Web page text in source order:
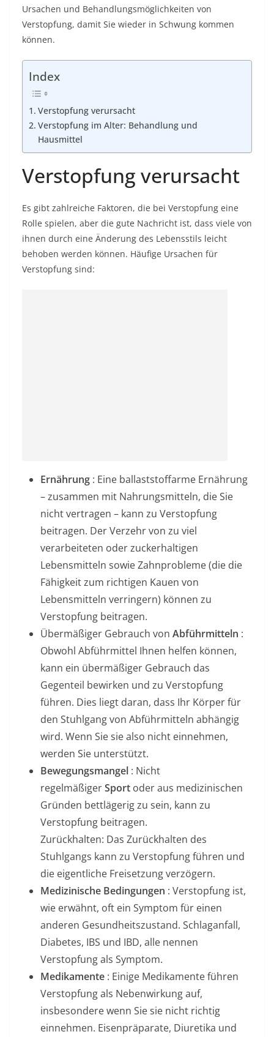
Ursachen und Behandlungsmöglichkeiten von
Verstopfung, damit Sie wieder in Schwung kommen
können.
Index
Verstopfung verursacht
Verstopfung im Alter: Behandlung und
Hausmittel
Verstopfung verursacht
Es gibt zahlreiche Faktoren, die bei Verstopfung eine
Rolle spielen, aber die gute Nachricht ist, dass viele von
ihnen durch eine Änderung des Lebensstils leicht
behoben werden können. Häufige Ursachen für
Verstopfung sind:
Ernährung : Eine ballaststoffarme Ernährung
– zusammen mit Nahrungsmitteln, die Sie
nicht vertragen – kann zu Verstopfung
beitragen. Der Verzehr von zu viel
verarbeiteten oder zuckerhaltigen
Lebensmitteln sowie Zahnprobleme (die die
Fähigkeit zum richtigen Kauen von
Lebensmitteln verringern) können zu
Verstopfung beitragen.
Übermäßiger Gebrauch von Abführmitteln :
Obwohl Abführmittel Ihnen helfen können,
kann ein übermäßiger Gebrauch das
Gegenteil bewirken und zu Verstopfung
führen. Dies liegt daran, dass Ihr Körper für
den Stuhlgang von Abführmitteln abhängig
wird. Wenn Sie sie also nicht einnehmen,
werden Sie unterstützt.
Bewegungsmangel : Nicht
regelmäßigerSport oder aus medizinischen
Gründen bettlägerig zu sein, kann zu
Verstopfung beitragen.
Zurückhalten: Das Zurückhalten des
Stuhlgangs kann zu Verstopfung führen und
die eigentliche Freisetzung verzögern.
Medizinische Bedingungen : Verstopfung ist,
wie erwähnt, oft ein Symptom für einen
anderen Gesundheitszustand. Schlaganfall,
Diabetes, IBS und IBD, alle nennen
Verstopfung als Symptom.
Medikamente : Einige Medikamente führen
Verstopfung als Nebenwirkung auf,
insbesondere wenn Sie sie nicht richtig
einnehmen. Eisenpräparate, Diuretika und